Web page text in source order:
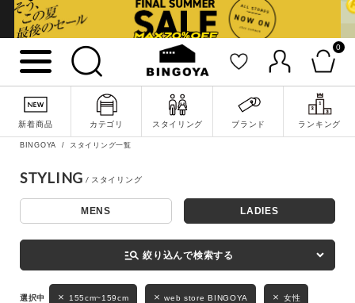
0
新着商品 カテゴリ スタイリング ブランド ランキング
詳細検索
キーワード
性別
BINGOYA スタイリング一覧
STYLING
MENS LADIES
manage_search 絞り込んで検索する
155cm~159cm web store BINGOYA 女性